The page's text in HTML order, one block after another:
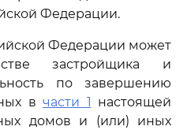
Федерации.
Федерации может
застройщика и
по завершению
вчасти 1 настоящей
домов и (или) иных